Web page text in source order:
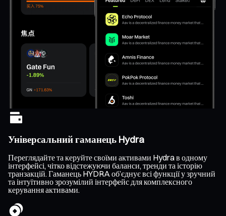
Універсальний гаманець Hydra
Переглядайте та керуйте своїми активами Hydra в одному
інтерфейсі, чітко відстежуючи баланси, тренди та історію
транзакцій. Гаманець HYDRA об’єднує всі функції у зручний
та інтуїтивно зрозумілий інтерфейс для комплексного
керування активами.